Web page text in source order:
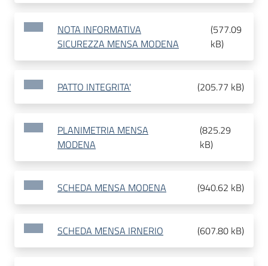
NOTA INFORMATIVA
SICUREZZA MENSA MODENA
(577.09
kB)
PATTO INTEGRITA' (205.77 kB)
PLANIMETRIA MENSA
MODENA
(825.29
kB)
SCHEDA MENSA MODENA (940.62 kB)
SCHEDA MENSA IRNERIO (607.80 kB)